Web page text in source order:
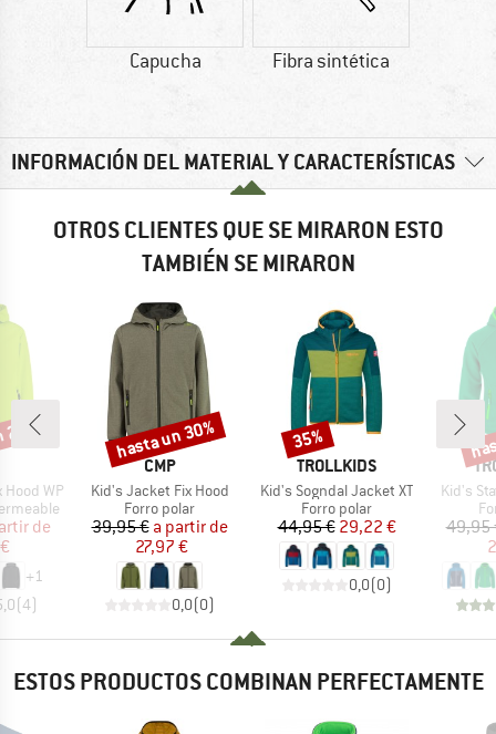
Capucha Fibra sintética
INFORMACIÓN DEL MATERIAL Y CARACTERÍSTICAS
OTROS CLIENTES QUE SE MIRARON ESTO
TAMBIÉN SE MIRARON
WP
reducido
de
+1
(4)
MARCA
CMP
Artículo
Kid's Jacket Fix Hood
Product group
Forro polar
Precio
39,95 € Precio reducido
a partir de
27,97 €
0,0(0)
Descuento
hasta un 30%
MARCA
TROLLKIDS
Artículo
Kid's Sogndal Jacket XT
Product group
Forro polar
Precio
44,95 €Precio reducido
29,22 €
0,0(0)
Descuento
35%
Artículo
Kid's
49,95
ESTOS PRODUCTOS COMBINAN PERFECTAMENTE